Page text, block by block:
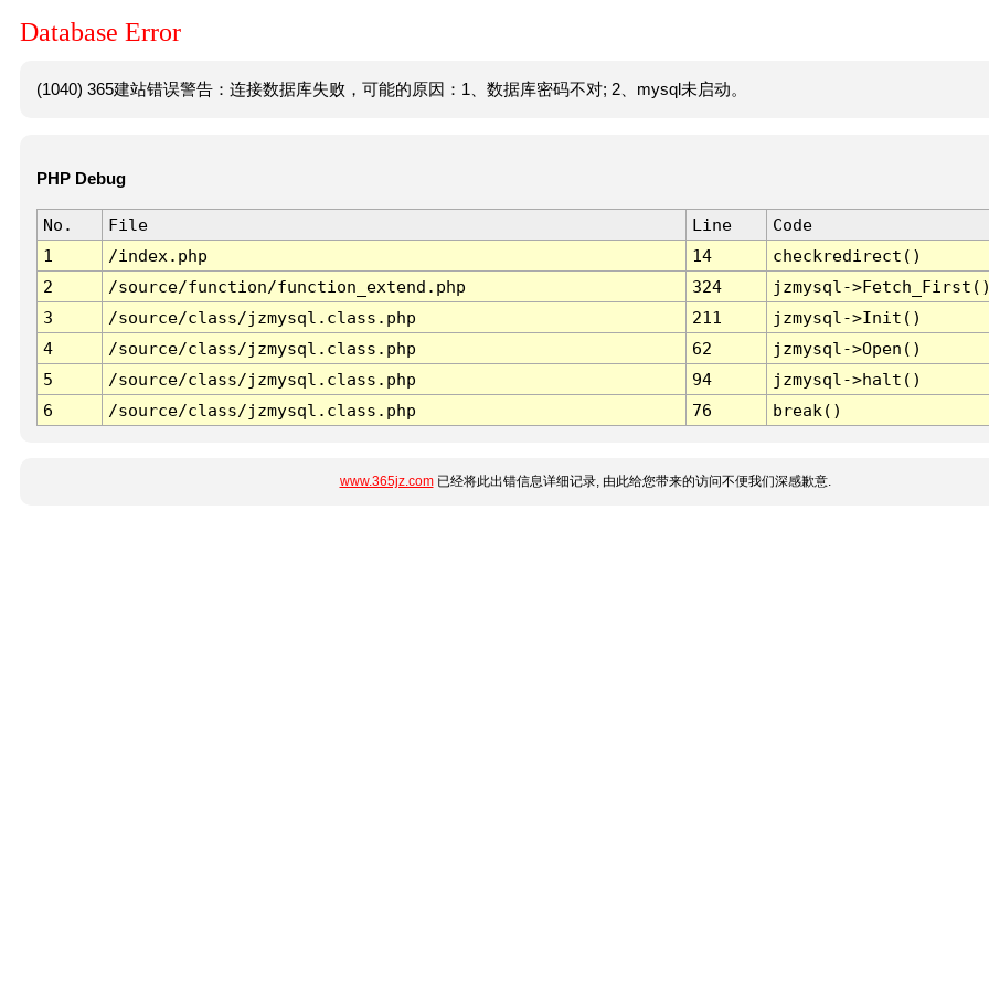
Database Error
(1040) 365建站错误警告：连接数据库失败，可能的原因：1、数据库密码不对; 2、mysql未启动。
PHP Debug
No. File Line
Code
1
/index.php 14
checkredirect()
2
/source/function/function_extend.php 324
jzmysql-
3
/source/class/jzmysql.class.php 211
jzmysql->Init()
4
/source/class/jzmysql.class.php 62
jzmysql->Open()
5
/source/class/jzmysql.class.php 94
jzmysql->halt()
6
/source/class/jzmysql.class.php 76 break()
www.365jz.com已经将此出错信息详细记录, 由此给您带来的访问不便我们深感歉意.